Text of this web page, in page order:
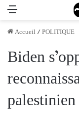
Accueil /POLITIQUE
Biden
palestinien